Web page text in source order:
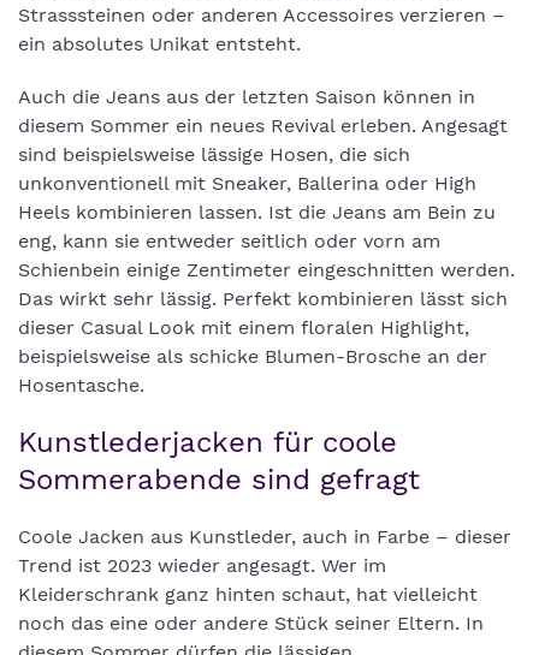
Strasssteinen oder anderen Accessoires verzieren –
ein absolutes Unikat entsteht.
Auch die Jeans aus der letzten Saison können in
diesem Sommer ein neues Revival erleben. Angesagt
sind beispielsweise lässige Hosen, die sich
unkonventionell mit Sneaker, Ballerina oder High
Heels kombinieren lassen. Ist die Jeans am Bein zu
eng, kann sie entweder seitlich oder vorn am
Schienbein einige Zentimeter eingeschnitten werden.
Das wirkt sehr lässig. Perfekt kombinieren lässt sich
dieser Casual Look mit einem floralen Highlight,
beispielsweise als schicke Blumen-Brosche an der
Hosentasche.
Kunstlederjacken für coole
Sommerabende sind gefragt
Coole Jacken aus Kunstleder, auch in Farbe – dieser
Trend ist 2023 wieder angesagt. Wer im
Kleiderschrank ganz hinten schaut, hat vielleicht
noch das eine oder andere Stück seiner Eltern. In